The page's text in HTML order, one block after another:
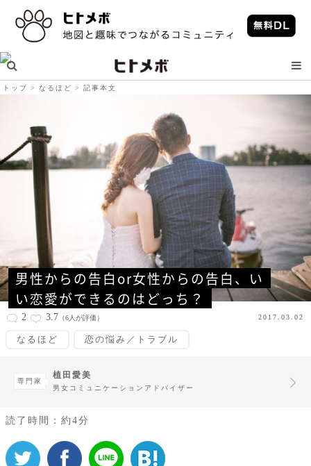
トップ なるほど 記事本文
男性からの告白or女性からの告白、い
い恋愛ができるのはどっち？
2 3.7 （6人が評価） 2017.03.02
なるほど 恋の悩み／トラブル
専門家
植田愛美
男女コミュニケーションアドバイザー
読了時間：約4分